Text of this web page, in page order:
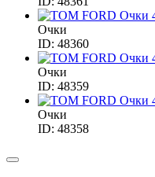
Очки
ID: 48360
Очки
ID: 48359
Очки
ID: 48358